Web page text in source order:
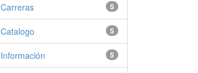
5
Carreras
5
Catalogo
5
Información